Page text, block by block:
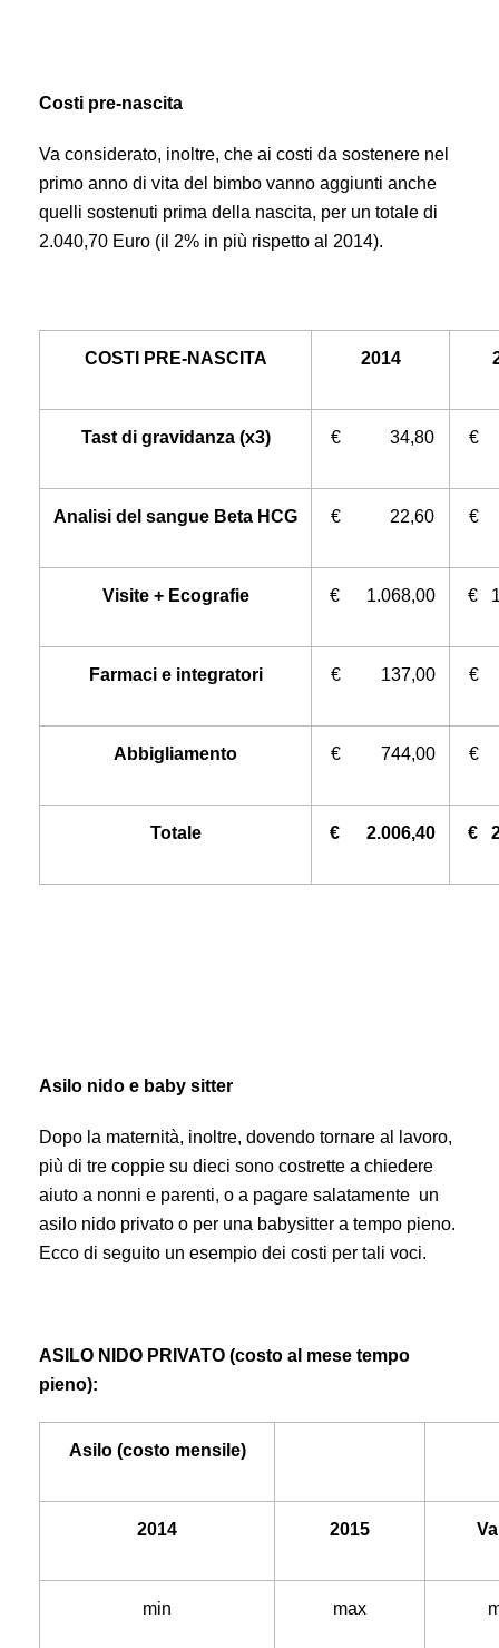
Costi pre-nascita
Va considerato, inoltre, che ai costi da sostenere nel
primo anno di vita del bimbo vanno aggiunti anche
quelli sostenuti prima della nascita, per un totale di
2.040,70 Euro (il 2% in più rispetto al 2014).
COSTI PRE-NASCITA 2014
Tast di gravidanza (x3) € 34,80 €
Analisi del sangue Beta HCG € 22,60 €
Visite + Ecografie € 1.068,00 €
Farmaci e integratori € 137,00 €
Abbigliamento € 744,00 €
Totale € 2.006,40 €
Asilo nido e baby sitter
Dopo la maternità, inoltre, dovendo tornare al lavoro,
più di tre coppie su dieci sono costrette a chiedere
aiuto a nonni e parenti, o a pagare salatamente un
asilo nido privato o per una babysitter a tempo pieno.
Ecco di seguito un esempio dei costi per tali voci.
ASILO NIDO PRIVATO (costo al mese tempo
pieno):
Asilo (costo mensile)
2014 2015
min max